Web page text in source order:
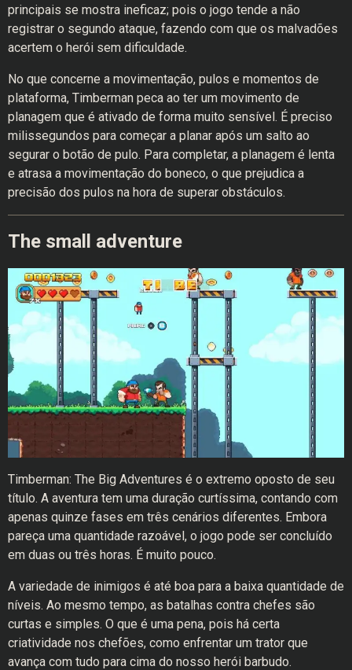
principais se mostra ineficaz; pois o jogo tende a não
registrar o segundo ataque, fazendo com que os malvadões
acertem o herói sem dificuldade.
No que concerne a movimentação, pulos e momentos de
plataforma, Timberman peca ao ter um movimento de
planagem que é ativado de forma muito sensível. É preciso
milissegundos para começar a planar após um salto ao
segurar o botão de pulo. Para completar, a planagem é lenta
e atrasa a movimentação do boneco, o que prejudica a
precisão dos pulos na hora de superar obstáculos.
The small adventure
Timberman: The Big Adventures é o extremo oposto de seu
título. A aventura tem uma duração curtíssima, contando com
apenas quinze fases em três cenários diferentes. Embora
pareça uma quantidade razoável, o jogo pode ser concluído
em duas ou três horas. É muito pouco.
A variedade de inimigos é até boa para a baixa quantidade de
níveis. Ao mesmo tempo, as batalhas contra chefes são
curtas e simples. O que é uma pena, pois há certa
criatividade nos chefões, como enfrentar um trator que
avança com tudo para cima do nosso herói barbudo.